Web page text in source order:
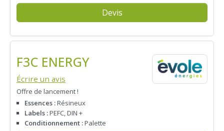
Devis
F3C ENERGY
Écrire un avis
Offre de lancement !
Essences :Résineux
Labels :PEFC, DIN +
Conditionnement :Palette